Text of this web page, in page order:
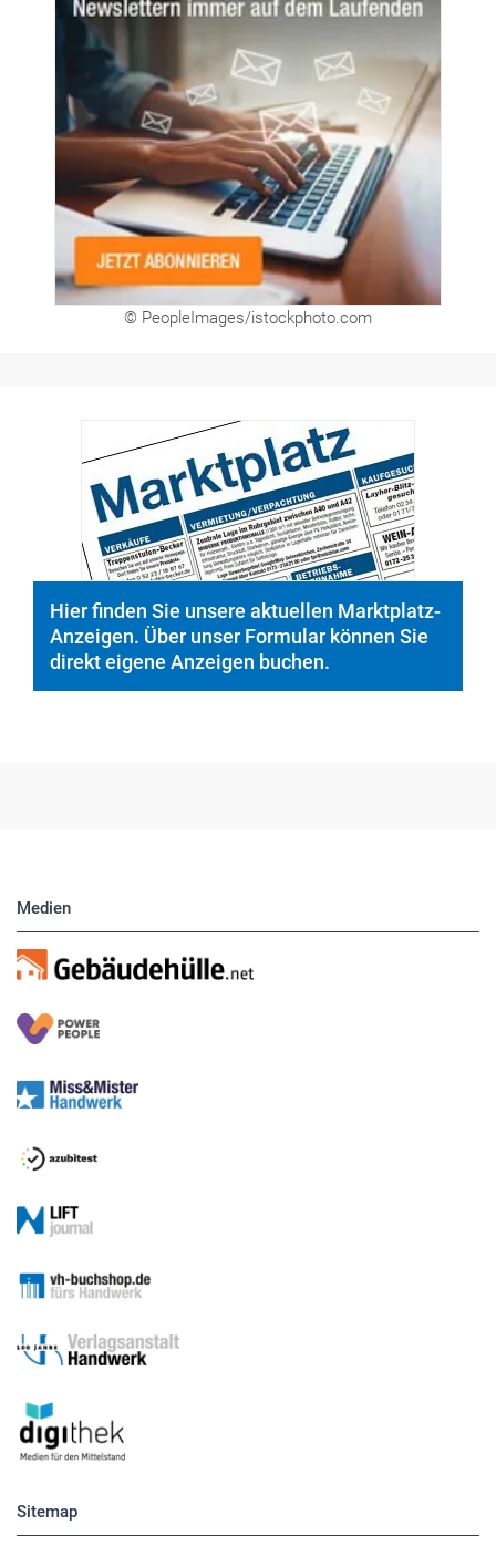
© PeopleImages/istockphoto.com
Hier finden Sie unsere aktuellen Marktplatz-
Anzeigen. Über unser Formular können Sie
direkt eigene Anzeigen buchen.
Medien
Sitemap